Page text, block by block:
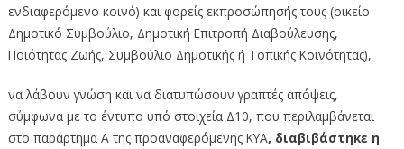
ενδιαφερόμενο κοινό) και φορείς εκπροσώπησής τους (οικείο
Δημοτικό Συμβούλιο, Δημοτική Επιτροπή Διαβούλευσης,
Ποιότητας Ζωής, Συμβούλιο Δημοτικής ή Τοπικής Κοινότητας),
να λάβουν γνώση και να διατυπώσουν γραπτές απόψεις,
σύμφωνα με το έντυπο υπό στοιχεία Δ10, που περιλαμβάνεται
στο παράρτημα Α της προαναφερόμενης ΚΥΑ, διαβιβάστηκε η